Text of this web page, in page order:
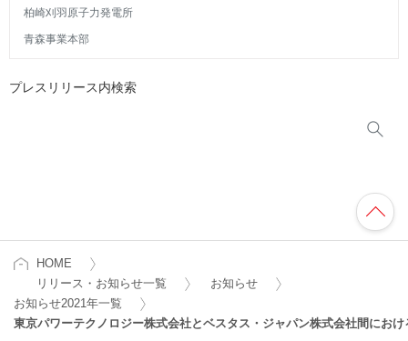
柏崎刈羽原子力発電所
青森事業本部
プレスリリース内検索
HOME
リリース・お知らせ一覧
お知らせ
お知らせ2021年一覧
東京パワーテクノロジー株式会社とベスタス・ジャパン株式会社間にお